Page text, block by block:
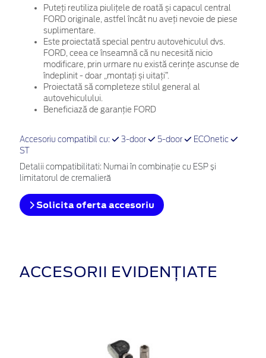
Puteți reutiliza piulițele de roată și capacul central
FORD originale, astfel încât nu aveți nevoie de piese
suplimentare.
Este proiectată special pentru autovehiculul dvs.
FORD, ceea ce înseamnă că nu necesită nicio
modificare, prin urmare nu există cerințe ascunse de
îndeplinit - doar „montați și uitați”.
Proiectată să completeze stilul general al
autovehiculului.
Beneficiază de garanție FORD
Accesoriu compatibil cu: 3-door 5-door
ECOnetic
ST
Detalii compatibilitati: Numai în combinație cu ESP și
limitatorul de cremalieră
Solicita oferta accesoriu
ACCESORII EVIDENȚIATE